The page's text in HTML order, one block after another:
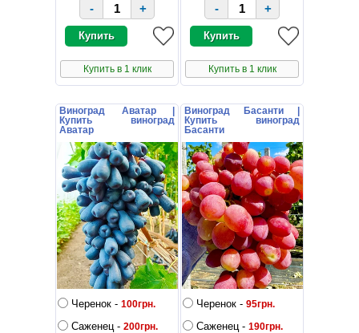
- +
Купить в 1 клик
- +
Купить в 1 клик
Виноград Аватар |
Купить виноград
Аватар
Черенок - 100грн.
Саженец - 200грн.
Виноград Басанти |
Купить виноград
Басанти
Черенок - 95грн.
Саженец - 190грн.